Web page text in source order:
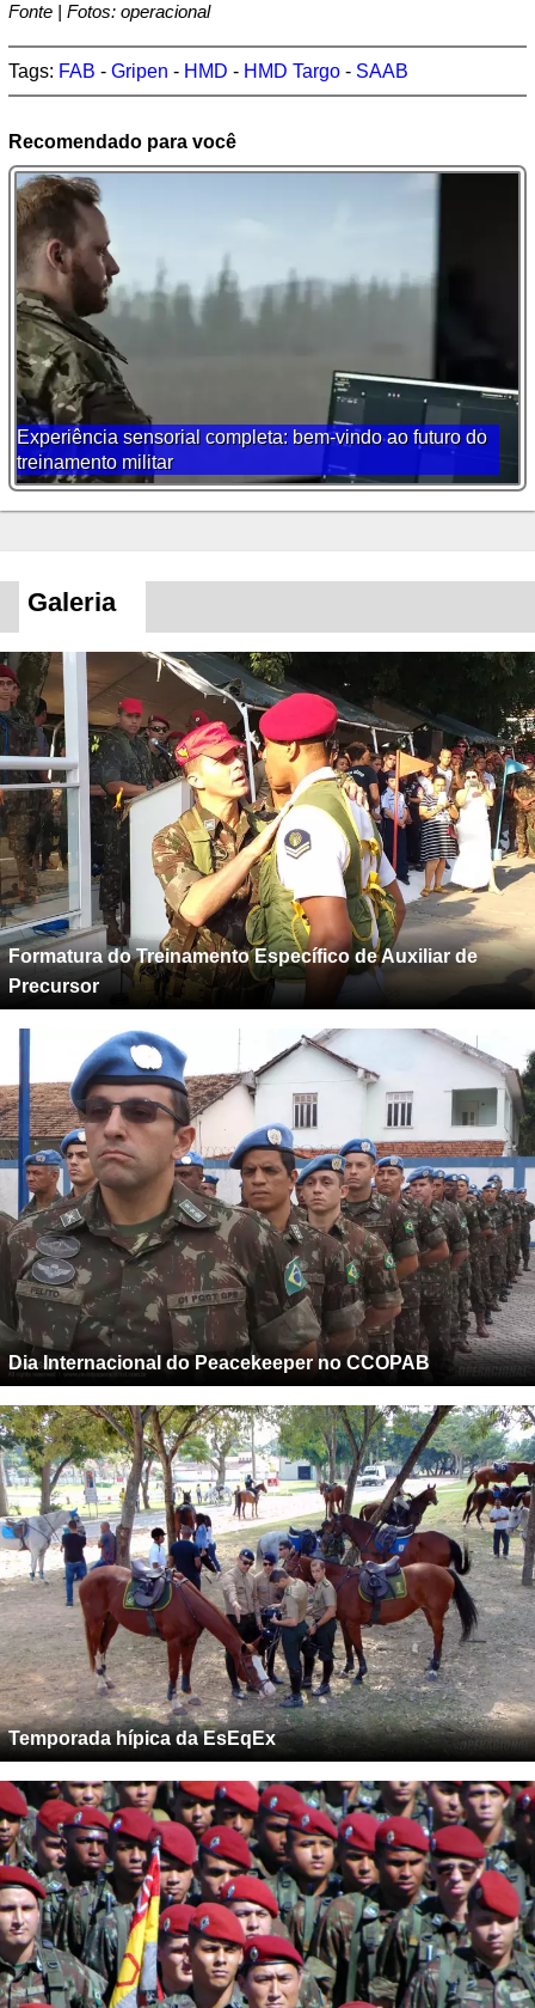
Fonte | Fotos: operacional
Tags: FAB - Gripen - HMD - HMD Targo - SAAB
Recomendado para você
Experiência sensorial completa: bem-vindo ao futuro do
treinamento militar
Galeria
Formatura do Treinamento Específico de Auxiliar de
Precursor
Dia Internacional do Peacekeeper no CCOPAB
Temporada hípica da EsEqEx